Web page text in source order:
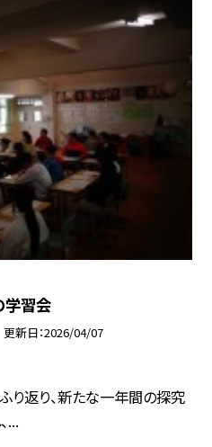
習会
更新日 2026/04/07
返り、新たな一年間の探究
...